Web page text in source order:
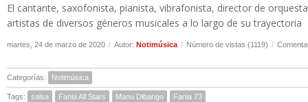
El cantante, saxofonista, pianista, vibrafonista, director de
artistas de diversos géneros musicales a lo largo de su trayectoria
martes, 24 de marzo de 2020 / Autor: Notimúsica / Número de vistas (1119) /
Categorías: Notimúsica
Tags: salsa Fania All Stars Manu Dibango Fania 73